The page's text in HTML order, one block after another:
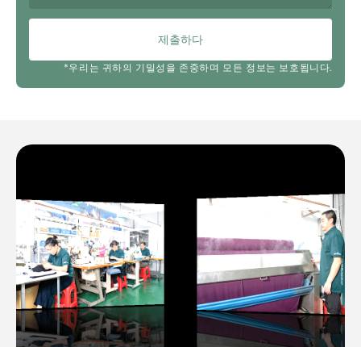
제출하다
*우리는 귀하의 기밀성을 존중하며 모든 정보는 보호됩니다.